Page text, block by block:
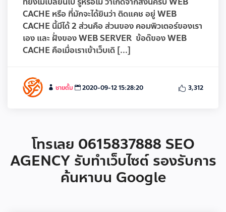
CACHE หรือ ที่มักจะได้ยินว่า ติดแคช อยู่ WEB
CACHE นี้มีได้ 2 ส่วนคือ ส่วนของ คอมพิวเตอร์ของเรา
เอง และ ฝั่งของ WEB SERVER ข้อด๊ของ WEB
CACHE คือเมื่อเราเข้าเว็บเดิ [...]
ชายตั้ม 2020-09-12 15:28:20 3,312
โทรเลย 0615837888 SEO
AGENCY รับทำเว็บไซต์ รองรับการ
ค้นหาบน Google